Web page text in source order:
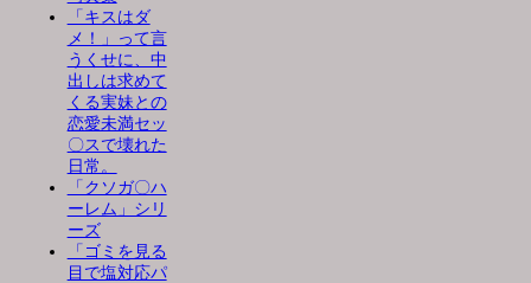
「キスはダ
メ！」って言
うくせに、中
出しは求めて
くる実妹との
恋愛未満セッ
〇スで壊れた
日常。
「クソガ〇ハ
ーレム」シリ
ーズ
「ゴミを見る
目で塩対応パ